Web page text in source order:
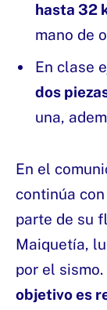
hasta 32
mano de
En clase
dos
una,
En el
continúa
parte de su
Maiquetía,
por el
objetivo es